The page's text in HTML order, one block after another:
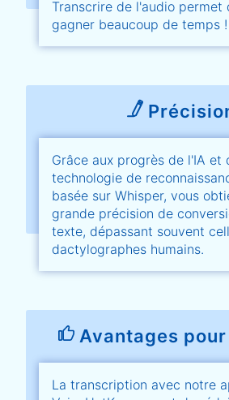
Transcrire de l'audio permet
gagner beaucoup de temps !
Grâce aux progrès de l'IA et
technologie de
basée sur Whisper, vous
grande précision de
texte, dépassant souvent
dactylographes humains.
Avantages pour
La transcription avec notre